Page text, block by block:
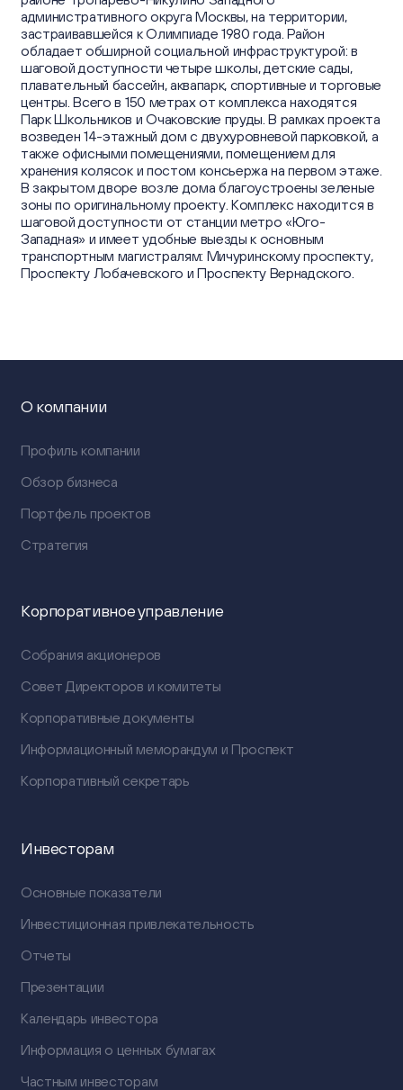
административного округа Москвы, на территории,
застраивавшейся к Олимпиаде 1980 года. Район
обладает обширной социальной инфраструктурой: в
шаговой доступности четыре школы, детские сады,
плавательный бассейн, аквапарк, спортивные и торговые
центры. Всего в 150 метрах от комплекса находятся
Парк Школьников и Очаковские пруды. В рамках проекта
возведен 14-этажный дом с двухуровневой парковкой, а
также офисными помещениями, помещением для
хранения колясок и постом консьержа на первом этаже.
В закрытом дворе возле дома благоустроены зеленые
зоны по оригинальному проекту. Комплекс находится в
шаговой доступности от станции метро «Юго-
Западная» и имеет удобные выезды к основным
транспортным магистралям: Мичуринскому проспекту,
Проспекту Лобачевского и Проспекту Вернадского.
О компании
Профиль компании
Обзор бизнеса
Портфель проектов
Стратегия
Корпоративное управление
Собрания акционеров
Совет Директоров и комитеты
Корпоративные документы
Информационный меморандум и Проспект
Корпоративный секретарь
Инвесторам
Основные показатели
Инвестиционная привлекательность
Отчеты
Презентации
Календарь инвестора
Информация о ценных бумагах
Частным инвесторам